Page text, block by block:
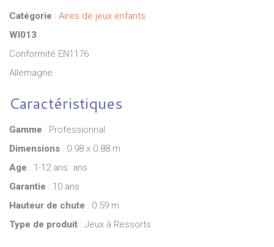
Catégorie : Aires de jeux enfants
WI013
Conformité EN1176
Allemagne
Caractéristiques
Gamme : Professionnal
Dimensions : 0.98 x 0.88 m
Age : 1-12 ans ans
Garantie : 10 ans
Hauteur de chute : 0.59 m
Type de produit : Jeux à Ressorts